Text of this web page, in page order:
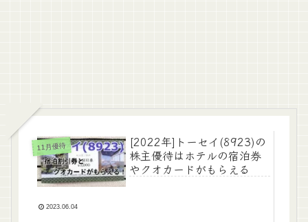
11月優待
[2022年]トーセイ(8923)の
株主優待はホテルの宿泊券
やクオカードがもらえる
2023.06.04